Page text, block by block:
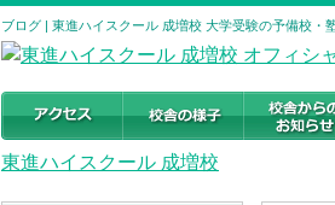
ブログ | 東進ハイスクール 成増校 大学受験の予備校・
東進ハイスクール 成増校